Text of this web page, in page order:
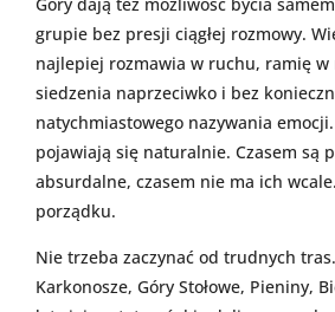
grupie bez presji ciągłej rozmowy.
najlepiej rozmawia w ruchu, ramię w
siedzenia naprzeciwko i bez
natychmiastowego nazywania
pojawiają się naturalnie. Czasem są
absurdalne, czasem nie ma ich
porządku.
Nie trzeba zaczynać od trudnych
Karkonosze, Góry Stołowe, Pieniny,